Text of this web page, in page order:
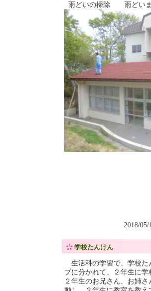
雨どいの掃除 雨どいま
2018/
学校たんけん
生活科の学習で、学校た
プに分かれて、２年生に
２年生のお兄さん、お姉